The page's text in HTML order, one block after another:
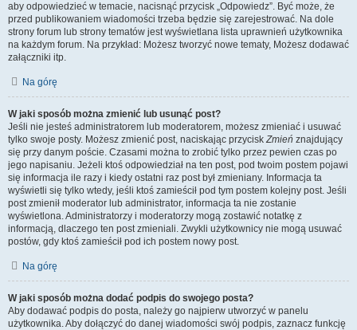
aby odpowiedzieć w temacie, nacisnąć przycisk „Odpowiedz”. Być może, że
przed publikowaniem wiadomości trzeba będzie się zarejestrować. Na dole
strony forum lub strony tematów jest wyświetlana lista uprawnień użytkownika
na każdym forum. Na przykład: Możesz tworzyć nowe tematy, Możesz dodawać
załączniki itp.
Na górę
W jaki sposób można zmienić lub usunąć post?
Jeśli nie jesteś administratorem lub moderatorem, możesz zmieniać i usuwać
tylko swoje posty. Możesz zmienić post, naciskając przyciskZmień znajdujący
się przy danym poście. Czasami można to zrobić tylko przez pewien czas po
jego napisaniu. Jeżeli ktoś odpowiedział na ten post, pod twoim postem pojawi
się informacja ile razy i kiedy ostatni raz post był zmieniany. Informacja ta
wyświetli się tylko wtedy, jeśli ktoś zamieścił pod tym postem kolejny post. Jeśli
post zmienił moderator lub administrator, informacja ta nie zostanie
wyświetlona. Administratorzy i moderatorzy mogą zostawić notatkę z
informacją, dlaczego ten post zmieniali. Zwykli użytkownicy nie mogą usuwać
postów, gdy ktoś zamieścił pod ich postem nowy post.
Na górę
W jaki sposób można dodać podpis do swojego posta?
Aby dodawać podpis do posta, należy go najpierw utworzyć w panelu
użytkownika. Aby dołączyć do danej wiadomości swój podpis, zaznacz funkcję